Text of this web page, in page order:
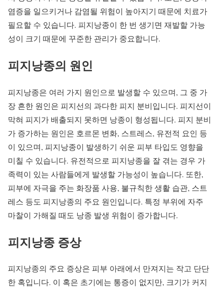
염증을 일으키거나 감염될 위험이 높아지기 때문에 치료가
필요할 수 있습니다. 피지낭종이 한 번 생기면 재발할 가능
성이 크기 때문에 꾸준한 관리가 중요합니다.
피지낭종의 원인
피지낭종은 여러 가지 원인으로 발생할 수 있으며, 그 중 가
장 흔한 원인은 피지선의 과다한 피지 분비입니다. 피지선이
막혀 피지가 배출되지 못하면 낭종이 형성됩니다. 피지 분비
가 증가하는 원인은 호르몬 변화, 스트레스, 유전적 요인 등
이 있으며, 피지낭종이 발생하기 쉬운 피부 타입도 영향을
미칠 수 있습니다. 유전적으로 피지낭종을 잘 겪는 경우 가
족력이 있는 사람들에게 발생할 가능성이 높습니다. 또한,
피부에 자극을 주는 화장품 사용, 불규칙한 생활 습관, 스트
레스 등도 피지낭종의 주요 원인입니다. 특정 부위에 자주
마찰이 가해질 때도 낭종 발생 위험이 증가합니다.
피지낭종 증상
피지낭종의 주요 증상은 피부 아래에서 만져지는 작고 단단
한 혹입니다. 이 혹은 초기에는 통증이 없지만, 크기가 커지